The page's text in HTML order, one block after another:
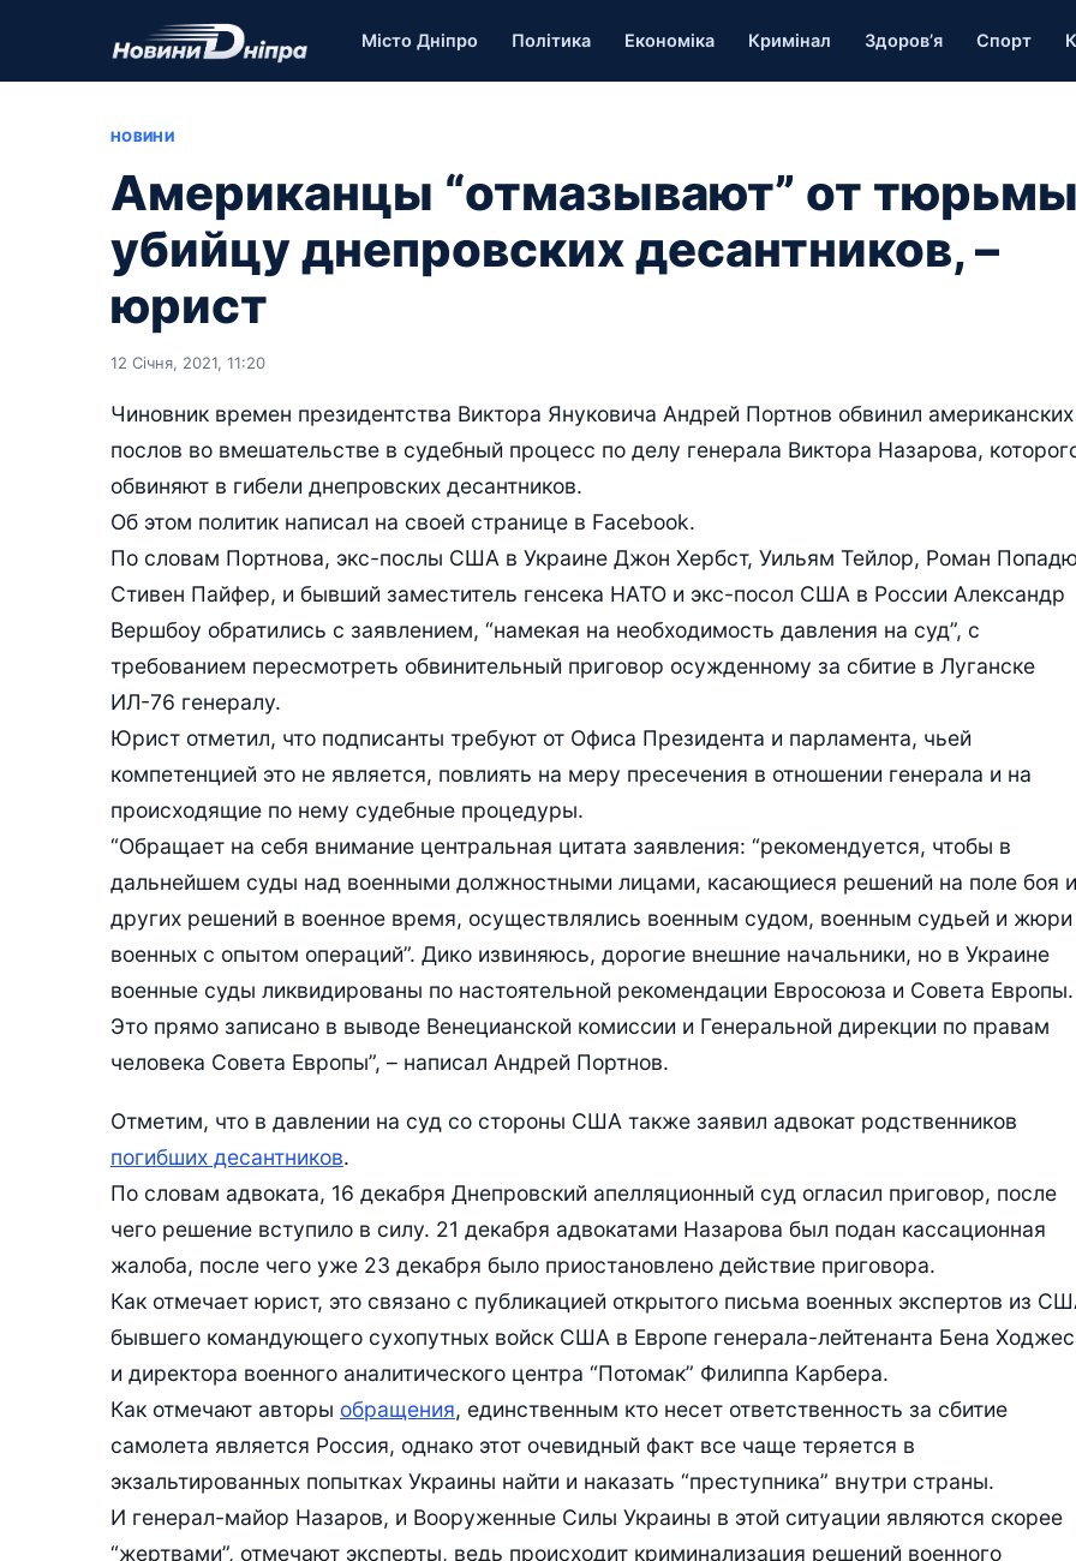
Місто Дніпро Політика Економіка Кримінал Здоров’я Спорт
НОВИНИ
Американцы “отмазывают” от
убийцу днепровских десантников, –
юрист
12 Січня, 2021, 11:20
Чиновник времен президентства Виктора Януковича Андрей Портнов обвинил американских
послов во вмешательстве в судебный процесс по делу генерала Виктора Назарова,
обвиняют в гибели днепровских десантников.
Об этом политик написал на своей странице в Facebook.
По словам Портнова, экс-послы США в Украине Джон Хербст, Уильям Тейлор, Роман
Стивен Пайфер, и бывший заместитель генсека НАТО и экс-посол США в России Александр
Вершбоу обратились с заявлением, “намекая на необходимость давления на суд”, с
требованием пересмотреть обвинительный приговор осужденному за сбитие в Луганске
ИЛ-76 генералу.
Юрист отметил, что подписанты требуют от Офиса Президента и парламента, чьей
компетенцией это не является, повлиять на меру пресечения в отношении генерала и на
происходящие по нему судебные процедуры.
“Обращает на себя внимание центральная цитата заявления: “рекомендуется, чтобы в
дальнейшем суды над военными должностными лицами, касающиеся решений на поле боя и
других решений в военное время, осуществлялись военным судом, военным судьей и жюри
военных с опытом операций”. Дико извиняюсь, дорогие внешние начальники, но в Украине
военные суды ликвидированы по настоятельной рекомендации Евросоюза и Совета Европы.
Это прямо записано в выводе Венецианской комиссии и Генеральной дирекции по правам
человека Совета Европы”, – написал Андрей Портнов.
Отметим, что в давлении на суд со стороны США также заявил адвокат родственников
погибших десантников.
По словам адвоката, 16 декабря Днепровский апелляционный суд огласил приговор, после
чего решение вступило в силу. 21 декабря адвокатами Назарова был подан кассационная
жалоба, после чего уже 23 декабря было приостановлено действие приговора.
Как отмечает юрист, это связано с публикацией открытого письма военных экспертов из
бывшего командующего сухопутных войск США в Европе генерала-лейтенанта Бена
и директора военного аналитического центра “Потомак” Филиппа Карбера.
Как отмечают авторы обращения, единственным кто несет ответственность за сбитие
самолета является Россия, однако этот очевидный факт все чаще теряется в
экзальтированных попытках Украины найти и наказать “преступника” внутри страны.
И генерал-майор Назаров, и Вооруженные Силы Украины в этой ситуации являются скорее
“жертвами”, отмечают эксперты, ведь происходит криминализация решений военного